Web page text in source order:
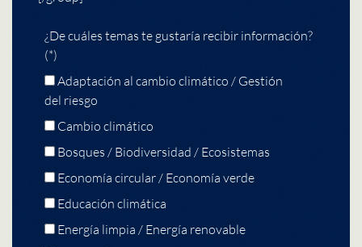
¿De cuáles temas te gustaría recibir información?
(*)
Adaptación al cambio climático / Gestión
del riesgo
Cambio climático
Bosques / Biodiversidad / Ecosistemas
Economía circular / Economía verde
Educación climática
Energía limpia / Energía renovable